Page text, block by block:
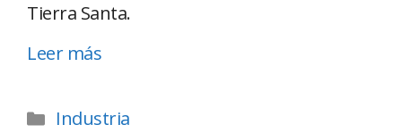
Tierra Santa.
Leer más
Industria